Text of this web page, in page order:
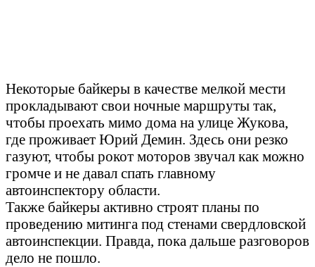
Некоторые байкеры в качестве мелкой мести
прокладывают свои ночные маршруты так,
чтобы проехать мимо дома на улице Жукова,
где проживает Юрий Демин. Здесь они резко
газуют, чтобы рокот моторов звучал как можно
громче и не давал спать главному
автоинспектору области.
Также байкеры активно строят планы по
проведению митинга под стенами свердловской
автоинспекции. Правда, пока дальше разговоров
дело не пошло.